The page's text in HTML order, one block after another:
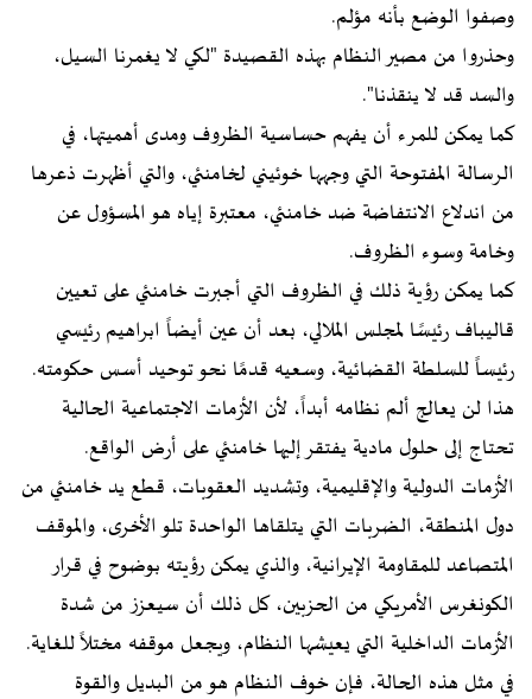
وصفوا الوضع بأنه مؤلم.
وحذروا من مصير النظام بهذه القصيدة "لكي لا يغمرنا السيل،
والسد قد لا ينقذنا".
كما يمكن للمرء أن يفهم حساسية الظروف ومدى أهميتها، في
الرسالة المفتوحة التي وجهها خوئيني لخامنئي، والتي أظهرت ذعرها
من اندلاع الانتفاضة ضد خامنئي، معتبرة إياه هو المسؤول عن
وخامة وسوء الظروف.
كما يمكن رؤية ذلك في الظروف التي أجبرت خامنئي على تعيين
قاليباف رئيسًا لمجلس الملالي، بعد أن عين أيضاً ابراهيم رئيسي
رئيساً للسلطة القضائية، وسعيه قدمًا نحو توحيد أسس حكومته.
هذا لن يعالج ألم نظامه أبداً، لأن الأزمات الاجتماعية الحالية
تحتاج إلى حلول مادية يفتقر إليها خامنئي على أرض الواقع.
الأزمات الدولية والإقليمية، وتشديد العقوبات، قطع يد خامنئي من
دول المنطقة، الضربات التي يتلقاها الواحدة تلو الأخرى، والموقف
المتصاعد للمقاومة الإيرانية، والذي يمكن رؤيته بوضوح في قرار
الكونغرس الأمريكي من الحزبين، كل ذلك أن سيعزز من شدة
الأزمات الداخلية التي يعيشها النظام، ويجعل موقفه مختلاً للغاية.
في مثل هذه الحالة، فإن خوف النظام هو من البديل والقوة